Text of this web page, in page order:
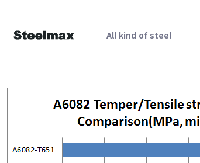
All kind of steel